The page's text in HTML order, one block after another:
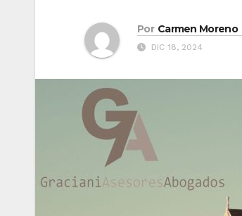
Por Carmen Moreno
DIC 18, 2024